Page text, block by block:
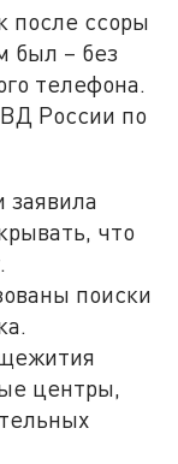
после ссоры
был – без
телефона.
России по
что
поиски
центры,